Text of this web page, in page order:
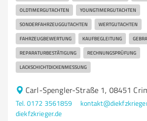
OLDTIMERGUTACHTEN YOUNGTIMERGUTACHTEN
SONDERFAHRZEUGGUTACHTEN WERTGUTACHTEN
FAHRZEUGBEWERTUNG KAUFBEGLEITUNG
REPARATURBESTÄTIGUNG RECHNUNGSPRÜFUNG
LACKSCHICHTDICKENMESSUNG
Carl-Spengler-Straße 1, 08451
Tel. 0172 3561859
diekfzkrieger.de